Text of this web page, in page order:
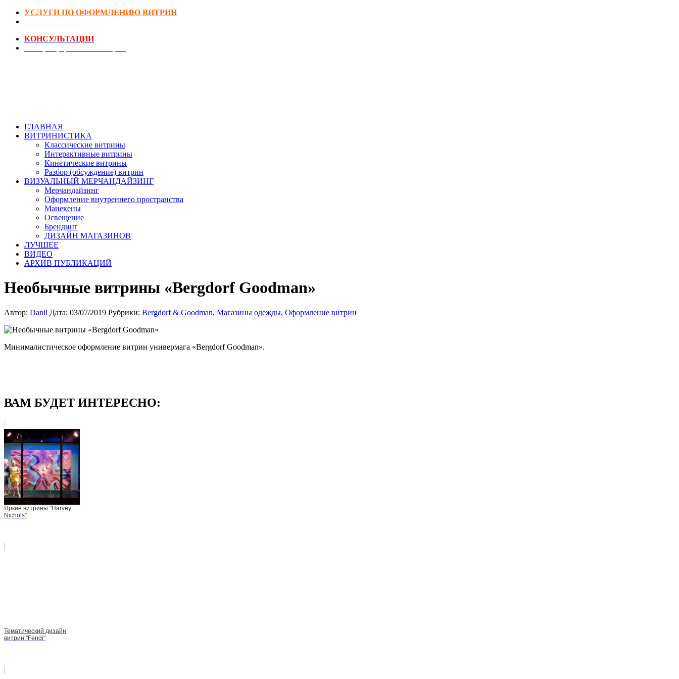
УСЛУГИ ПО ОФОРМЛЕНИЮ ВИТРИН
КОНСУЛЬТАЦИИ
ГЛАВНАЯ
ВИТРИНИСТИКА
Классические витрины
Интерактивные витрины
Кинетические витрины
Разбор (обсуждение) витрин
ВИЗУАЛЬНЫЙ МЕРЧАНДАЙЗИНГ
Мерчандайзинг
Оформление внутреннего пространства
Манекены
Освещение
Брендинг
ДИЗАЙН МАГАЗИНОВ
ЛУЧШЕЕ
ВИДЕО
АРХИВ ПУБЛИКАЦИЙ
Необычные витрины «Bergdorf Goodman»
Автор: Danil Дата: 03/07/2019 Рубрики: Bergdorf & Goodman, Магазины одежды, Оформление витрин
Минималистическое оформление витрин универмага «Bergdorf Goodman».
ВАМ БУДЕТ ИНТЕРЕСНО:
Яркие витрины "Harvey
Nichols"
Тематический дизайн
витрин "Fendi"